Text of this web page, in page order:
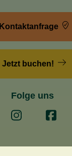
Kontaktanfrage
Jetzt buchen!
Folge uns